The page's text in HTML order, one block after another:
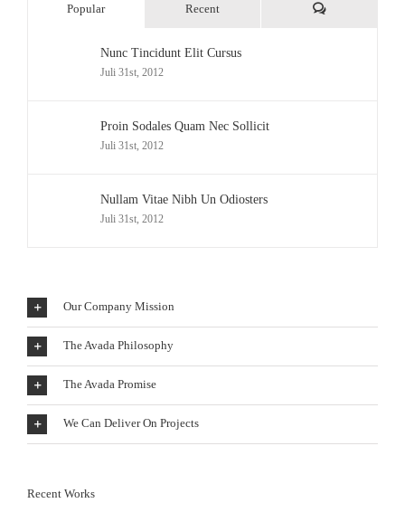
Popular Recent Comments
Nunc Tincidunt Elit Cursus
Juli 31st, 2012
Proin Sodales Quam Nec Sollicit
Juli 31st, 2012
Nullam Vitae Nibh Un Odiosters
Juli 31st, 2012
Our Company Mission
The Avada Philosophy
The Avada Promise
We Can Deliver On Projects
Recent Works